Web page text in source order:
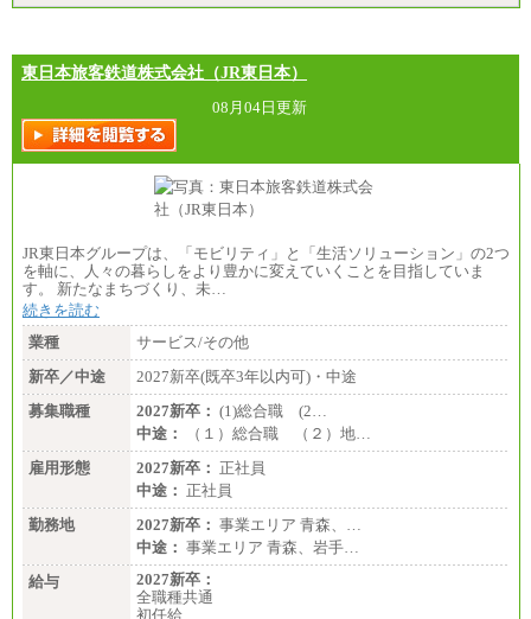
東日本旅客鉄道株式会社（JR東日本）
08月04日更新
JR東日本グループは、「モビリティ」と「生活ソリューション」の2つ
を軸に、人々の暮らしをより豊かに変えていくことを目指していま
す。 新たなまちづくり、未…
続きを読む
業種
サービス/その他
新卒／中途
2027新卒(既卒3年以内可)・中途
募集職種
2027新卒： (1)総合職 (2…
中途：
（１）総合職 （２）地…
雇用形態
2027新卒： 正社員
中途： 正社員
勤務地
2027新卒： 事業エリア 青森、…
中途： 事業エリア 青森、岩手…
給与
2027新卒：
全職種共通
初任給